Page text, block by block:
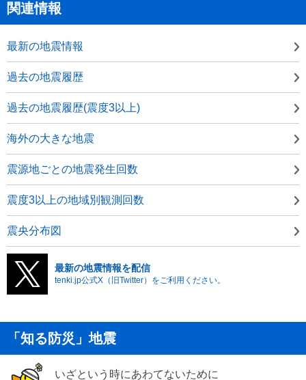
関連情報
最新の地震情報
過去の地震履歴
過去の地震履歴(震度3以上)
海外の大きな地震
震源地ごとの地震発生回数
震度3以上の地域別観測回数
震央分布図
最新の地震情報を配信
tenki.jp公式X（旧Twitter）をご利用ください。
「知る防災」地震
いざという時にあわてないために